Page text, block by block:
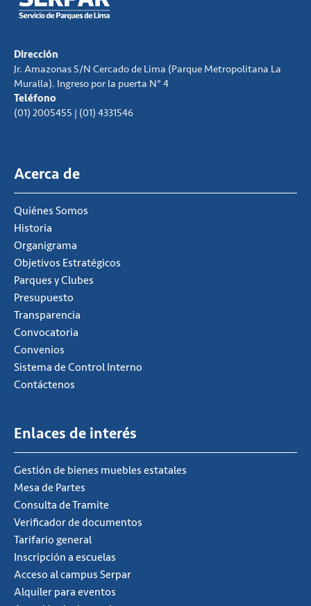
Dirección
Jr. Amazonas S/N Cercado de Lima (Parque Metropolitana La
Muralla). Ingreso por la puerta N° 4
Teléfono
(01) 2005455 | (01) 4331546
Acerca de
Quiénes Somos
Historia
Organigrama
Objetivos Estratégicos
Parques y Clubes
Presupuesto
Transparencia
Convocatoria
Convenios
Sistema de Control Interno
Contáctenos
Enlaces de interés
Gestión de bienes muebles estatales
Mesa de Partes
Consulta de Tramite
Verificador de documentos
Tarifario general
Inscripción a escuelas
Acceso al campus Serpar
Alquiler para eventos